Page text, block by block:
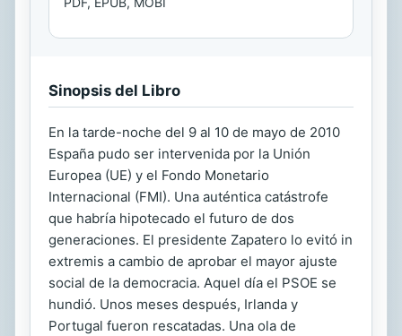
Sinopsis del Libro
En la tarde-noche del 9 al 10 de mayo de 2010
España pudo ser intervenida por la Unión
Europea (UE) y el Fondo Monetario
Internacional (FMI). Una auténtica catástrofe
que habría hipotecado el futuro de dos
generaciones. El presidente Zapatero lo evitó in
extremis a cambio de aprobar el mayor ajuste
social de la democracia. Aquel día el PSOE se
hundió. Unos meses después, Irlanda y
Portugal fueron rescatadas. Una ola de